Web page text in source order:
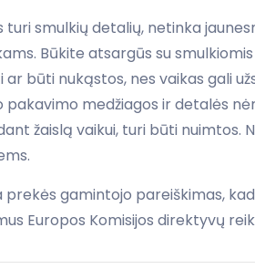
turi smulkių detalių, netinka
Būkite atsargūs su
ar būti nukąstos, nes vaikas gali
pakavimo medžiagos ir detalės
žaislą vaikui, turi būti nuimtos.
prekės gamintojo pareiškimas,
Europos Komisijos direktyvų